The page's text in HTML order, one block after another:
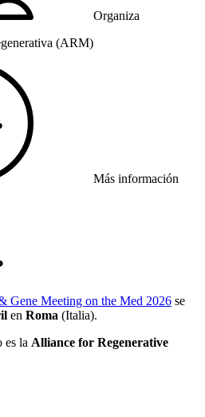
Organiza
(ARM)
Más información
Gene Meeting on the Med 2026 se
en Roma (Italia).
es la Alliance for Regenerative